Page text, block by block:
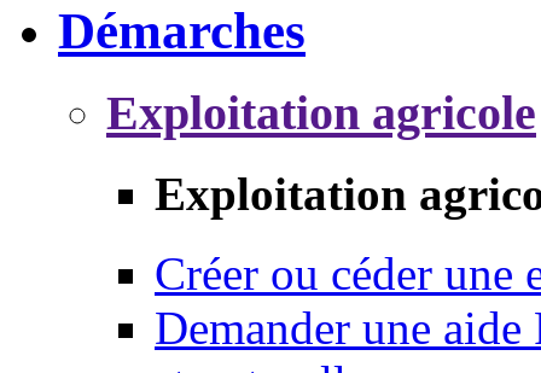
Démarches
Exploitation agricole
Exploitation
Créer ou céder une
Demander une